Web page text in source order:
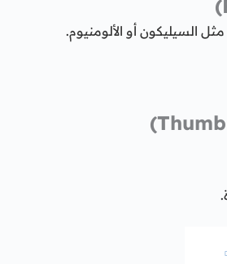
السيليكون أو الألومنيوم.